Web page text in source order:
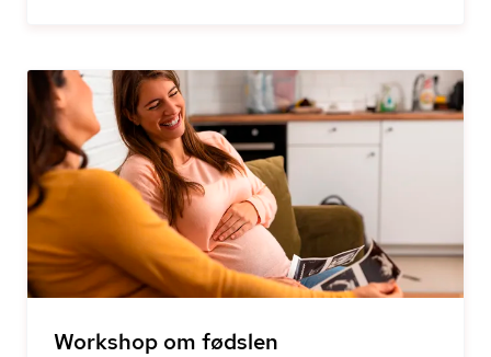
Workshop om fødslen